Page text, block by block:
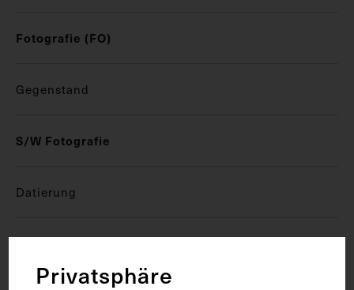
Fotografie (FO)
Gegenstand
S/W Fotografie
Datierung
1962
Privatsphäre